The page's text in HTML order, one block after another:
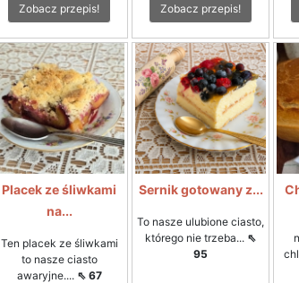
Zobacz przepis! Zobacz przepis!
Placek ze śliwkami
na...
Ten placek ze śliwkami
to nasze ciasto
awaryjne.... ⇖ 67
Sernik gotowany z...
To nasze ulubione ciasto,
którego nie trzeba... ⇖
95